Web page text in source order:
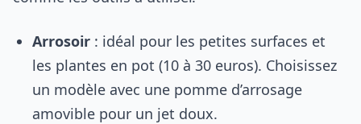
Arrosoir : idéal pour les petites surfaces et
les plantes en pot (10 à 30 euros). Choisissez
un modèle avec une pomme d’arrosage
amovible pour un jet doux.